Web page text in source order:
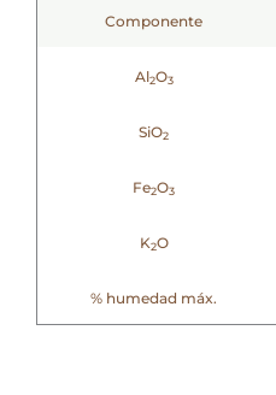
Componente
Al2O3
SiO2
Fe2O3
K2O
% humedad máx.